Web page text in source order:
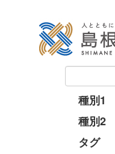
種別1
種別2
タグ